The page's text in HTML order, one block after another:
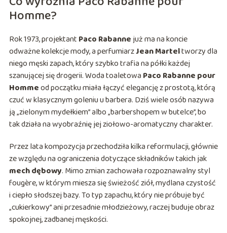
Homme?
Rok 1973, projektant Paco Rabannejuż ma na koncie
odważne kolekcje mody, a perfumiarzJean Marteltworzy dla
niego męski zapach, który szybko trafia na półki każdej
szanującej się drogerii. Woda toaletowa Paco Rabanne pour
Hommeod początku miała łączyć elegancję z prostotą, którą
czuć w klasycznym goleniu u barbera. Dziś wiele osób nazywa
ją „zielonym mydełkiem” albo „barbershopem w butelce”, bo
tak działa na wyobraźnię jej ziołowo-aromatyczny charakter.
Przez lata kompozycja przechodziła kilka reformulacji, głównie
ze względu na ograniczenia dotyczące składników takich jak
mech dębowy. Mimo zmian zachowała rozpoznawalny styl
fougère, w którym miesza się świeżość ziół, mydlana czystość
i ciepło słodszej bazy. To typ zapachu, który nie próbuje być
„cukierkowy” ani przesadnie młodzieżowy, raczej buduje obraz
spokojnej, zadbanej męskości.